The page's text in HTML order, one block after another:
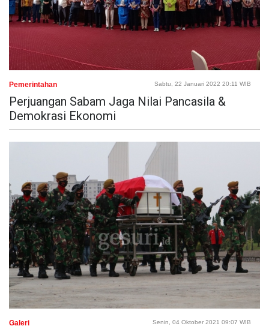
Pemerintahan Sabtu, 22 Januari 2022 20:11 WIB
Perjuangan Sabam Jaga Nilai Pancasila &
Demokrasi Ekonomi
Galeri Senin, 04 Oktober 2021 09:07 WIB